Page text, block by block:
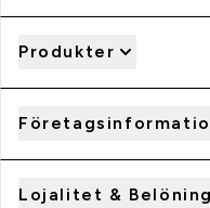
Produkter
Lojalitet &